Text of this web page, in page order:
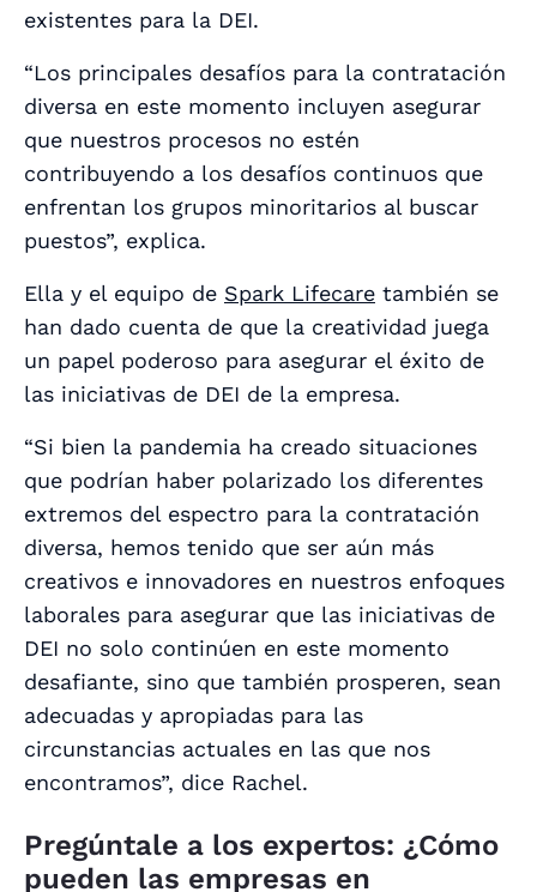
existentes para la DEI.
“Los principales desafíos para la contratación
diversa en este momento incluyen asegurar
que nuestros procesos no estén
contribuyendo a los desafíos continuos que
enfrentan los grupos minoritarios al buscar
puestos”, explica.
Ella y el equipo de Spark Lifecare también se
han dado cuenta de que la creatividad juega
un papel poderoso para asegurar el éxito de
las iniciativas de DEI de la empresa.
“Si bien la pandemia ha creado situaciones
que podrían haber polarizado los diferentes
extremos del espectro para la contratación
diversa, hemos tenido que ser aún más
creativos e innovadores en nuestros enfoques
laborales para asegurar que las iniciativas de
DEI no solo continúen en este momento
desafiante, sino que también prosperen, sean
adecuadas y apropiadas para las
circunstancias actuales en las que nos
encontramos”, dice Rachel.
Pregúntale a los expertos: ¿Cómo
pueden las empresas en